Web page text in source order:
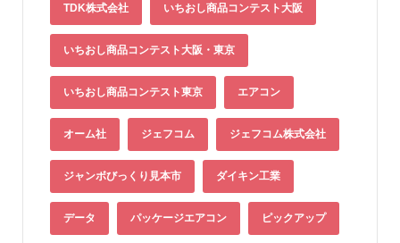
TDK株式会社 いちおし商品コンテスト大阪
いちおし商品コンテスト大阪・東京
いちおし商品コンテスト東京 エアコン
オーム社 ジェフコム ジェフコム株式会社
ジャンボびっくり見本市 ダイキン工業
データ パッケージエアコン ピックアップ